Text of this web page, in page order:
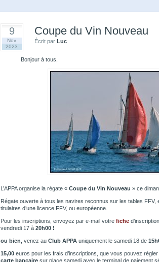
9
Nov
2023
Coupe du Vin Nouveau
Écrit par Luc
Bonjour à tous,
L’APPA organise la régate « Coupe du Vin Nouveau » ce
Régate ouverte à tous les navires reconnus sur les tables FFV,
titulaires d’une licence FFV, ou européenne.
Pour les inscriptions, envoyez par e-mail votre fiche
vendredi 17 à 20h00 !
ou bien , venez au Club APPA uniquement le samedi 18 de
15,00 euros pour les frais d’inscriptions, que vous pouvez
carte bancaire sur place samedi avec le terminal de paiement